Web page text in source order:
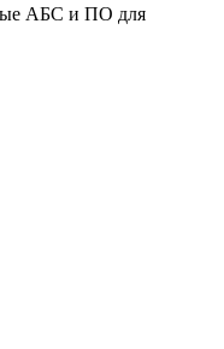
АБС и ПО для